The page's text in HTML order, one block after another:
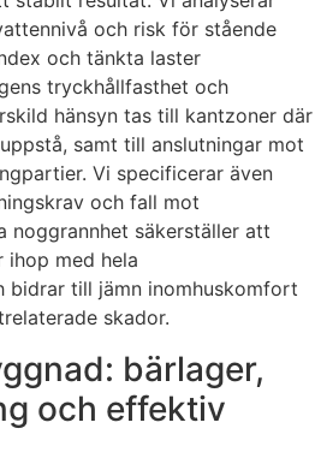
och risk för stående
och tänkta laster
tryckhållfasthet och
hänsyn tas till kantzoner där
samt till anslutningar mot
Vi specificerar även
och fall mot
noggrannhet säkerställer att
ihop med hela
bidrar till jämn inomhuskomfort
skador.
bärlager,
och effektiv